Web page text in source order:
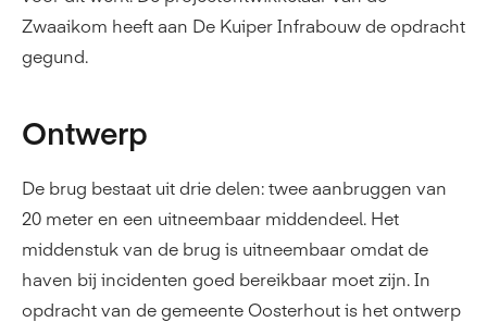
Zwaaikom heeft aan De Kuiper Infrabouw de opdracht
gegund.
Ontwerp
De brug bestaat uit drie delen: twee aanbruggen van
20 meter en een uitneembaar middendeel. Het
middenstuk van de brug is uitneembaar omdat de
haven bij incidenten goed bereikbaar moet zijn. In
opdracht van de gemeente Oosterhout is het ontwerp